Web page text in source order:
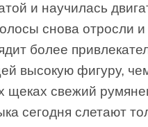
и научилась
снова отросли и
более
высокую фигуру,
щеках свежий
сегодня слетают